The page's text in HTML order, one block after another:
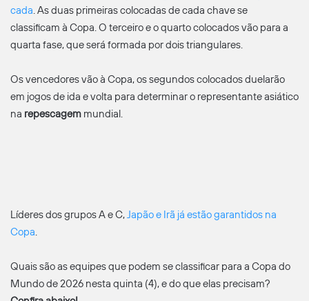
cada. As duas primeiras colocadas de cada chave se
classificam à Copa. O terceiro e o quarto colocados vão para a
quarta fase, que será formada por dois triangulares.
Os vencedores vão à Copa, os segundos colocados duelarão
em jogos de ida e volta para determinar o representante asiático
na repescagem mundial.
Líderes dos grupos A e C,Japão e Irã já estão garantidos na
Copa.
Quais são as equipes que podem se classificar para a Copa do
Mundo de 2026 nesta quinta (4), e do que elas precisam?